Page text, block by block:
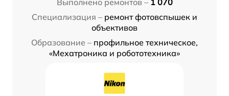
Выполнено ремонтов – 1 070
Специализация – ремонт фотовспышек и
объективов
Образование – профильное техническое,
«Мехатроника и робототехника»